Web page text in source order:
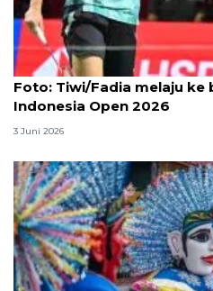
Foto
Foto: Tiwi/Fadia melaju ke
Indonesia Open 2026
3 Juni 2026